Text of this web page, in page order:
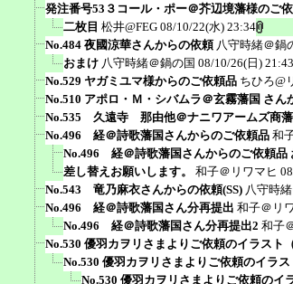
発注番号53３コール・ポー＠芥辺境藩様のご
二枚目 松井@FEG 08/10/22(水) 23:34
No.484 夜國涼華さんからの依頼 八守時緒＠鍋
おまけ 八守時緒＠鍋の国 08/10/26(日) 21:43
No.529 ヤガミユマ様からのご依頼品 ちひろ@
No.510 アポロ・Ｍ・シバムラ＠玄霧藩国 さん
No.535 久遠寺 那由他＠ナニワアームズ商藩
No.496 経＠詩歌藩国さんからのご依頼品 和
No.496 経＠詩歌藩国さんからのご依頼品
差し替えお願いします。
和子＠リワマヒ
No.543 竜乃麻衣さんからの依頼(SS) 八守時
No.496 経＠詩歌藩国さん分再提出 和子＠リ
No.496 経＠詩歌藩国さん分再提出2 和子
No.530 優羽カヲリさまよりご依頼のイラスト
No.530 優羽カヲリさまよりご依頼のイラ
No.530 優羽カヲリさまよりご依頼のイ